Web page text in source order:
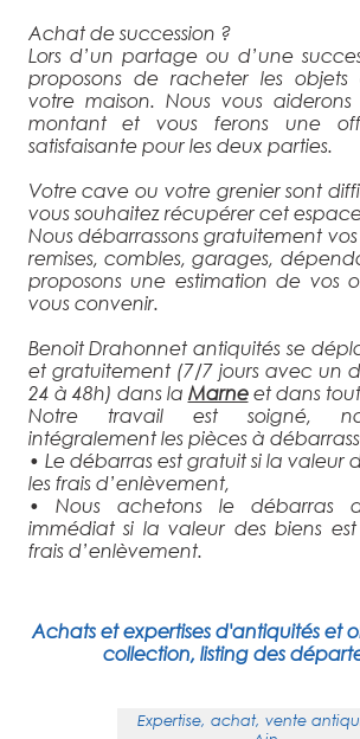
Achat de succession ?
Lors d’un partage ou d’une
proposons de racheter les objets
votre maison. Nous vous
montant et vous ferons une
satisfaisante pour les deux parties.
Votre cave ou votre grenier sont
vous souhaitez récupérer cet
Nous débarrassons gratuitement vos
remises, combles, garages,
proposons une estimation de vos
vous convenir.
Benoit Drahonnet antiquités se
et gratuitement (7/7 jours avec un
24 à 48h) dans la Marneet dans
Notre travail est soigné,
intégralement les pièces à
• Le débarras est gratuit si la valeur
les frais d’enlèvement,
• Nous achetons le débarras
immédiat si la valeur des biens
frais d’enlèvement.
Achats et expertises d'antiquités et
collection, listing des
Expertise, achat, vente